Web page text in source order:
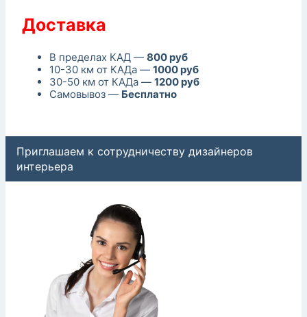
Доставка
В пределах КАД — 800 руб
10-30 км от КАДа — 1000 руб
30-50 км от КАДа — 1200 руб
Самовывоз — Бесплатно
Приглашаем к сотрудничеству дизайнеров
интерьера